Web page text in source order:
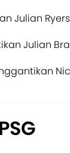
Julian
Julian